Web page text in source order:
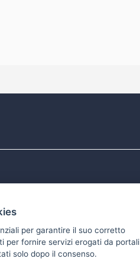
per garantire il suo corretto
per fornire servizi erogati da portali
solo dopo il consenso.